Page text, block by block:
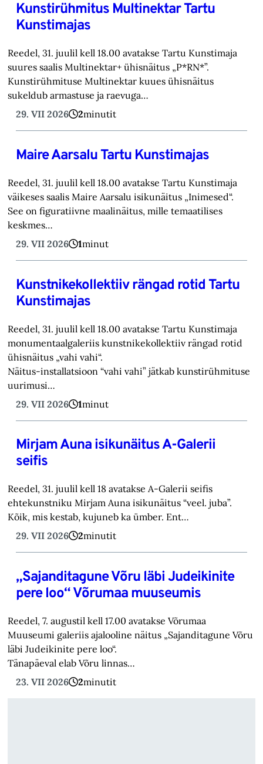
Kunstirühmitus Multinektar Tartu
Kunstimajas
Reedel, 31. juulil kell 18.00 avatakse Tartu Kunstimaja
suures saalis Multinektar+ ühisnäitus „P*RN*”.
Kunstirühmituse Multinektar kuues ühisnäitus
sukeldub armastuse ja raevuga…
29. VII 2026
2minutit
Maire Aarsalu Tartu Kunstimajas
Reedel, 31. juulil kell 18.00 avatakse Tartu Kunstimaja
väikeses saalis Maire Aarsalu isikunäitus „Inimesed“.
See on figuratiivne maalinäitus, mille temaatilises
keskmes…
29. VII 2026
1minut
Kunstnikekollektiiv rängad rotid Tartu
Kunstimajas
Reedel, 31. juulil kell 18.00 avatakse Tartu Kunstimaja
monumentaalgaleriis kunstnikekollektiiv rängad rotid
ühisnäitus „vahi vahi“.
Näitus-installatsioon “vahi vahi” jätkab kunstirühmituse
uurimusi…
29. VII 2026
1minut
Mirjam Auna isikunäitus A-Galerii
seifis
Reedel, 31. juulil kell 18 avatakse A-Galerii seifis
ehtekunstniku Mirjam Auna isikunäitus “veel. juba”.
Kõik, mis kestab, kujuneb ka ümber. Ent…
29. VII 2026
2minutit
„Sajanditagune Võru läbi Judeikinite
pere loo“ Võrumaa muuseumis
Reedel, 7. augustil kell 17.00 avatakse Võrumaa
Muuseumi galeriis ajalooline näitus „Sajanditagune Võru
läbi Judeikinite pere loo“.
Tänapäeval elab Võru linnas…
23. VII 2026
2minutit